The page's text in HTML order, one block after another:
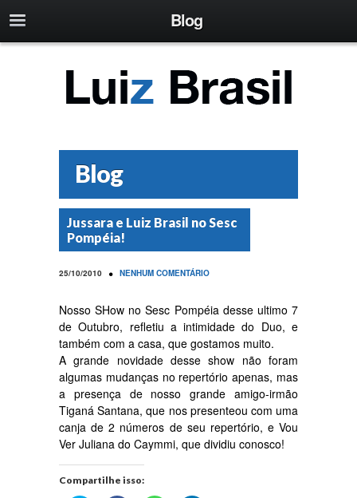
Blog
Blog
Jussara e Luiz Brasil no Sesc
Pompéia!
25/10/2010 • NENHUM COMENTÁRIO
Nosso SHow no Sesc Pompéia desse ultimo 7
de Outubro, refletiu a intimidade do Duo, e
também com a casa, que gostamos muito.
A grande novidade desse show não foram
algumas mudanças no repertório apenas, mas
a presença de nosso grande amigo-irmão
Tiganá Santana, que nos presenteou com uma
canja de 2 números de seu repertório, e Vou
Ver Juliana do Caymmi, que dividiu conosco!
Compartilhe isso: